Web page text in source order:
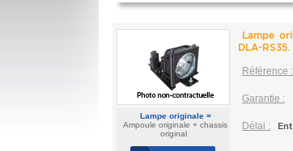
Lampe originale =
Ampoule originale + chassis
original
Lampe
DLA-RS35.
Référence :
Garantie :
Délai :